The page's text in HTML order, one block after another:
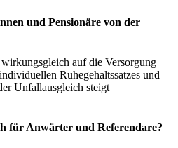
und Pensionäre von der
auf die Versorgung
Ruhegehaltssatzes und
Unfallausgleich steigt
für Anwärter und Referendare?